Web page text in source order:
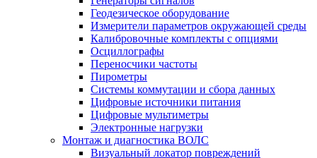
Геодезическое оборудование
Измерители параметров окружающей среды
Калибровочные комплекты с опциями
Осциллографы
Переносчики частоты
Пирометры
Системы коммутации и сбора данных
Цифровые источники питания
Цифровые мультиметры
Электронные нагрузки
Монтаж и диагностика ВОЛС
Визуальный локатор повреждений